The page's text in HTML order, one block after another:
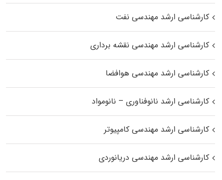
کارشناسی ارشد مهندسی نفت
کارشناسی ارشد مهندسی نقشه برداری
کارشناسی ارشد مهندسی هوافضا
کارشناسی ارشد نانوفناوری – نانومواد
کارشناسی ارشد مهندسی کامپیوتر
کارشناسی ارشد مهندسی دریانوردی